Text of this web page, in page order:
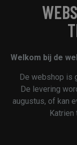
Welkom bij de
De webshop is
De levering
augustus, of kan
Katrien